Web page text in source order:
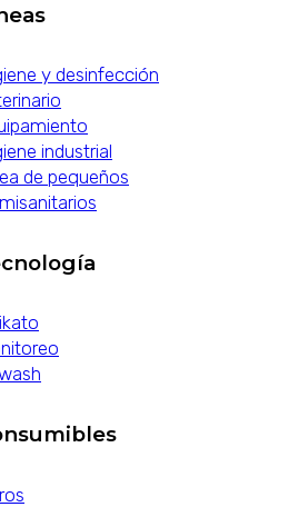
y desinfección
industrial
de pequeños